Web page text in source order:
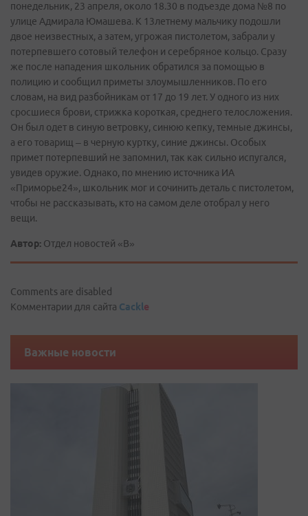
понедельник, 23 апреля, около 18.30 в подъезде дома №8 по
улице Адмирала Юмашева. К 13летнему мальчику подошли
двое неизвестных, а затем, угрожая пистолетом, забрали у
потерпевшего сотовый телефон и серебряное кольцо. Сразу
же после нападения школьник обратился за помощью в
полицию и сообщил приметы злоумышленников. По его
словам, на вид разбойникам от 17 до 19 лет. У одного из них
сросшиеся брови, стрижка короткая, среднего телосложения.
Он был одет в синую ветровку, синюю кепку, темные джинсы,
а его товарищ – в черную куртку, синие джинсы. Особых
примет потерпевший не запомнил, так как сильно испугался,
увидев оружие. Однако, по мнению источника ИА
«Приморье24», школьник мог и сочинить деталь с пистолетом,
чтобы не рассказывать, кто на самом деле отобрал у него
вещи.
Автор: Отдел новостей «В»
Comments are disabled
Комментарии для сайта Cackle
Важные новости